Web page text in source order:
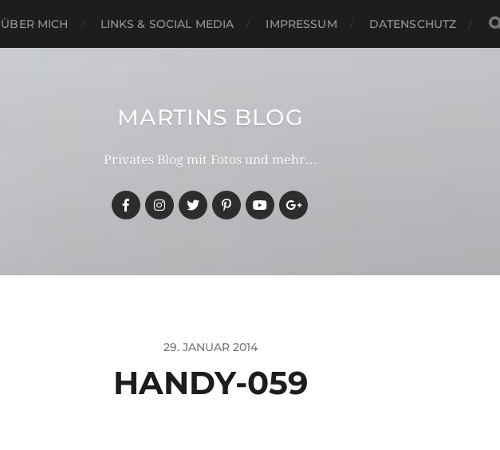
ÜBER MICH LINKS & SOCIAL MEDIA IMPRESSUM DATENSCHUTZ
MARTINS BLOG
Privates Blog mit Fotos und mehr...
29. JANUAR 2014
HANDY-059